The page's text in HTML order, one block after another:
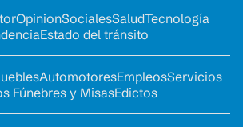
OpinionSocialesSaludTecnología
Estado del tránsito
AutomotoresEmpleosServicios
Fúnebres y MisasEdictos